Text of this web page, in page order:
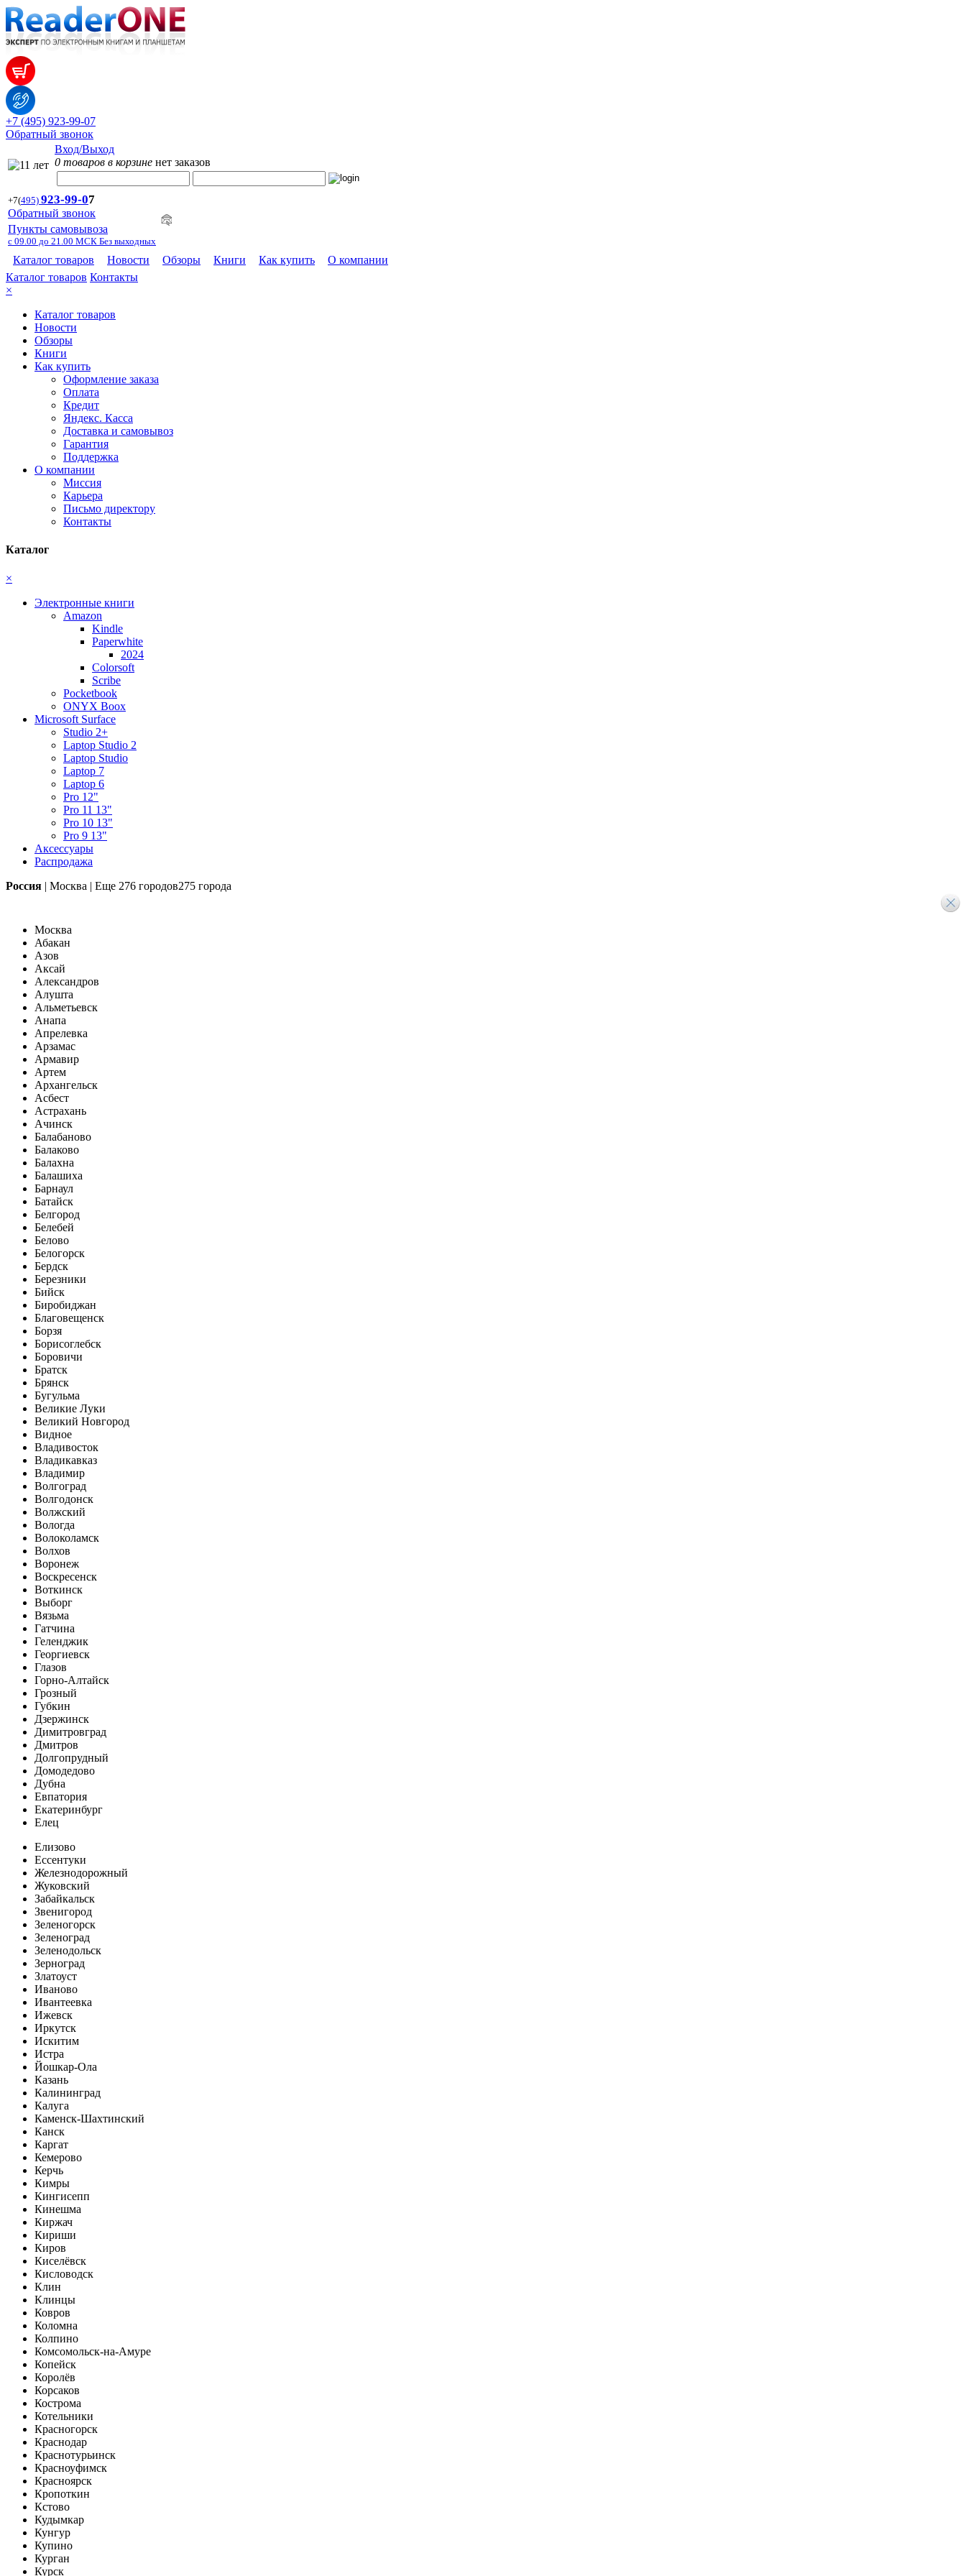
+7 (495) 923-99-07
Обратный звонок
Вход/Выход
0 товаров в корзине нет заказов
+7(495) 923-99-07
Обратный звонок
Пункты самовывоза
с 09.00 до 21.00 МСК Без выходных
Каталог товаров Новости Обзоры Книги Как купить
О компании
Каталог товаров Контакты
×
Каталог товаров
Новости
Обзоры
Книги
Как купить
Оформление заказа
Оплата
Кредит
Яндекс. Касса
Доставка и самовывоз
Гарантия
Поддержка
О компании
Миссия
Карьера
Письмо директору
Контакты
Каталог
×
Электронные книги
Amazon
Kindle
Paperwhite
2024
Colorsoft
Scribe
Pocketbook
ONYX Boox
Microsoft Surface
Studio 2+
Laptop Studio 2
Laptop Studio
Laptop 7
Laptop 6
Pro 12"
Pro 11 13"
Pro 10 13"
Pro 9 13"
Аксессуары
Распродажа
Россия | Москва | Еще 276 городов275 города
Москва
Абакан
Азов
Аксай
Александров
Алушта
Альметьевск
Анапа
Апрелевка
Арзамас
Армавир
Артем
Архангельск
Асбест
Астрахань
Ачинск
Балабаново
Балаково
Балахна
Балашиха
Барнаул
Батайск
Белгород
Белебей
Белово
Белогорск
Бердск
Березники
Бийск
Биробиджан
Благовещенск
Борзя
Борисоглебск
Боровичи
Братск
Брянск
Бугульма
Великие Луки
Великий Новгород
Видное
Владивосток
Владикавказ
Владимир
Волгоград
Волгодонск
Волжский
Вологда
Волоколамск
Волхов
Воронеж
Воскресенск
Воткинск
Выборг
Вязьма
Гатчина
Геленджик
Георгиевск
Глазов
Горно-Алтайск
Грозный
Губкин
Дзержинск
Димитровград
Дмитров
Долгопрудный
Домодедово
Дубна
Евпатория
Екатеринбург
Елец
Елизово
Ессентуки
Железнодорожный
Жуковский
Забайкальск
Звенигород
Зеленогорск
Зеленоград
Зеленодольск
Зерноград
Златоуст
Иваново
Ивантеевка
Ижевск
Иркутск
Искитим
Истра
Йошкар-Ола
Казань
Калининград
Калуга
Каменск-Шахтинский
Канск
Каргат
Кемерово
Керчь
Кимры
Кингисепп
Кинешма
Киржач
Кириши
Киров
Киселёвск
Кисловодск
Клин
Клинцы
Ковров
Коломна
Колпино
Комсомольск-на-Амуре
Копейск
Королёв
Корсаков
Кострома
Котельники
Красногорск
Краснодар
Краснотурьинск
Красноуфимск
Красноярск
Кропоткин
Кстово
Кудымкар
Кунгур
Купино
Курган
Курск